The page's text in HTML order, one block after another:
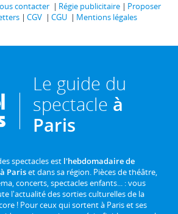
contacter Régie publicitaire
Proposer
CGV CGU
Mentions légales
Le guide du
spectacle à
Paris
spectacles est l'hebdomadaire de
Pariset dans sa région. Pièces de théâtre,
concerts, spectacles enfants... : vous
l'actualité des sorties culturelles de la
! Pour ceux qui sortent à Paris et ses